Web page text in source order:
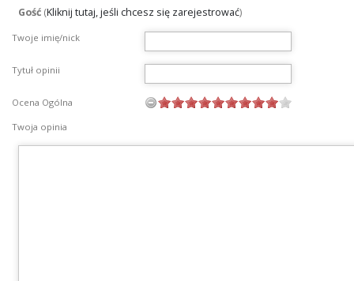
Gość (Kliknij tutaj, jeśli chcesz się zarejestrować)
Twoje imię/nick
Tytuł opinii
Ocena Ogólna
Twoja opinia